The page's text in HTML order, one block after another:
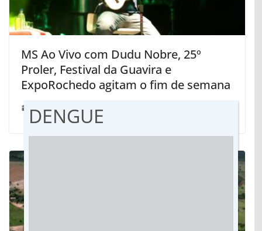
MS Ao Vivo com Dudu Nobre, 25º
Proler, Festival da Guavira e
ExpoRochedo agitam o fim de semana
23/11/2024
DENGUE